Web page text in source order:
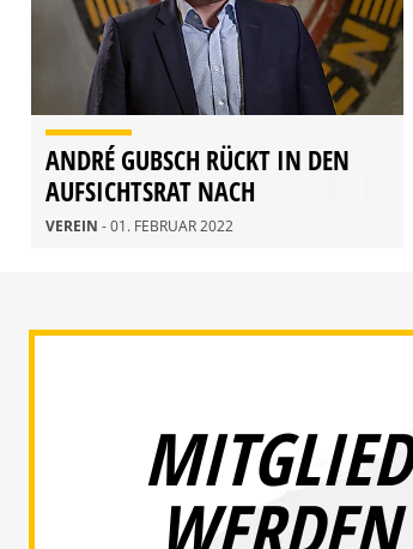
ANDRÉ GUBSCH RÜCKT IN DEN
AUFSICHTSRAT NACH
VEREIN - 01. FEBRUAR 2022
MITGLIED